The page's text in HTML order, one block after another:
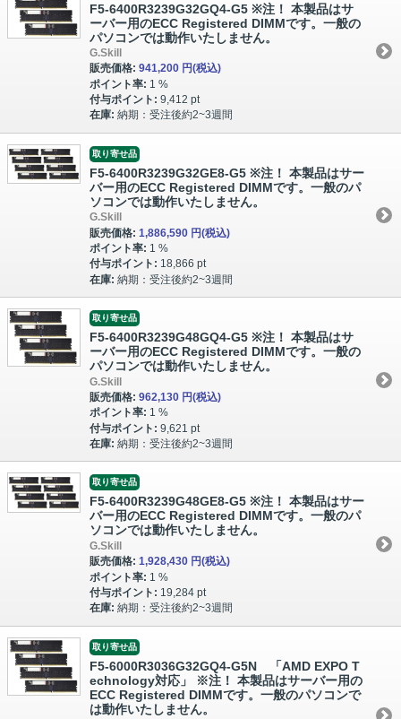
F5-6400R3239G32GQ4-G5 ※注！ 本製品はサ
ーバー用のECC Registered DIMMです。一般の
パソコンでは動作いたしません。
G.Skill
販売価格: 941,200 円(税込)
ポイント率: 1 %
付与ポイント: 9,412 pt
在庫: 納期：受注後約2~3週間
取り寄せ品
F5-6400R3239G32GE8-G5 ※注！ 本製品はサー
バー用のECC Registered DIMMです。一般のパ
ソコンでは動作いたしません。
G.Skill
販売価格: 1,886,590 円(税込)
ポイント率: 1 %
付与ポイント: 18,866 pt
在庫: 納期：受注後約2~3週間
取り寄せ品
F5-6400R3239G48GQ4-G5 ※注！ 本製品はサ
ーバー用のECC Registered DIMMです。一般の
パソコンでは動作いたしません。
G.Skill
販売価格: 962,130 円(税込)
ポイント率: 1 %
付与ポイント: 9,621 pt
在庫: 納期：受注後約2~3週間
取り寄せ品
F5-6400R3239G48GE8-G5 ※注！ 本製品はサー
バー用のECC Registered DIMMです。一般のパ
ソコンでは動作いたしません。
G.Skill
販売価格: 1,928,430 円(税込)
ポイント率: 1 %
付与ポイント: 19,284 pt
在庫: 納期：受注後約2~3週間
取り寄せ品
F5-6000R3036G32GQ4-G5N 「AMD EXPO T
echnology対応」 ※注！ 本製品はサーバー用の
ECC Registered DIMMです。一般のパソコンで
は動作いたしません。